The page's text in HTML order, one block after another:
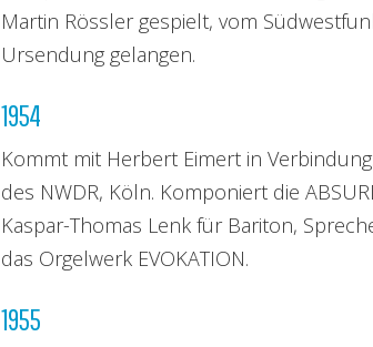
Martin Rössler gespielt, vom
Ursendung gelangen.
1954
Kommt mit Herbert Eimert in
des NWDR, Köln. Komponiert die
Kaspar-Thomas Lenk für Bariton,
das Orgelwerk EVOKATION.
1955